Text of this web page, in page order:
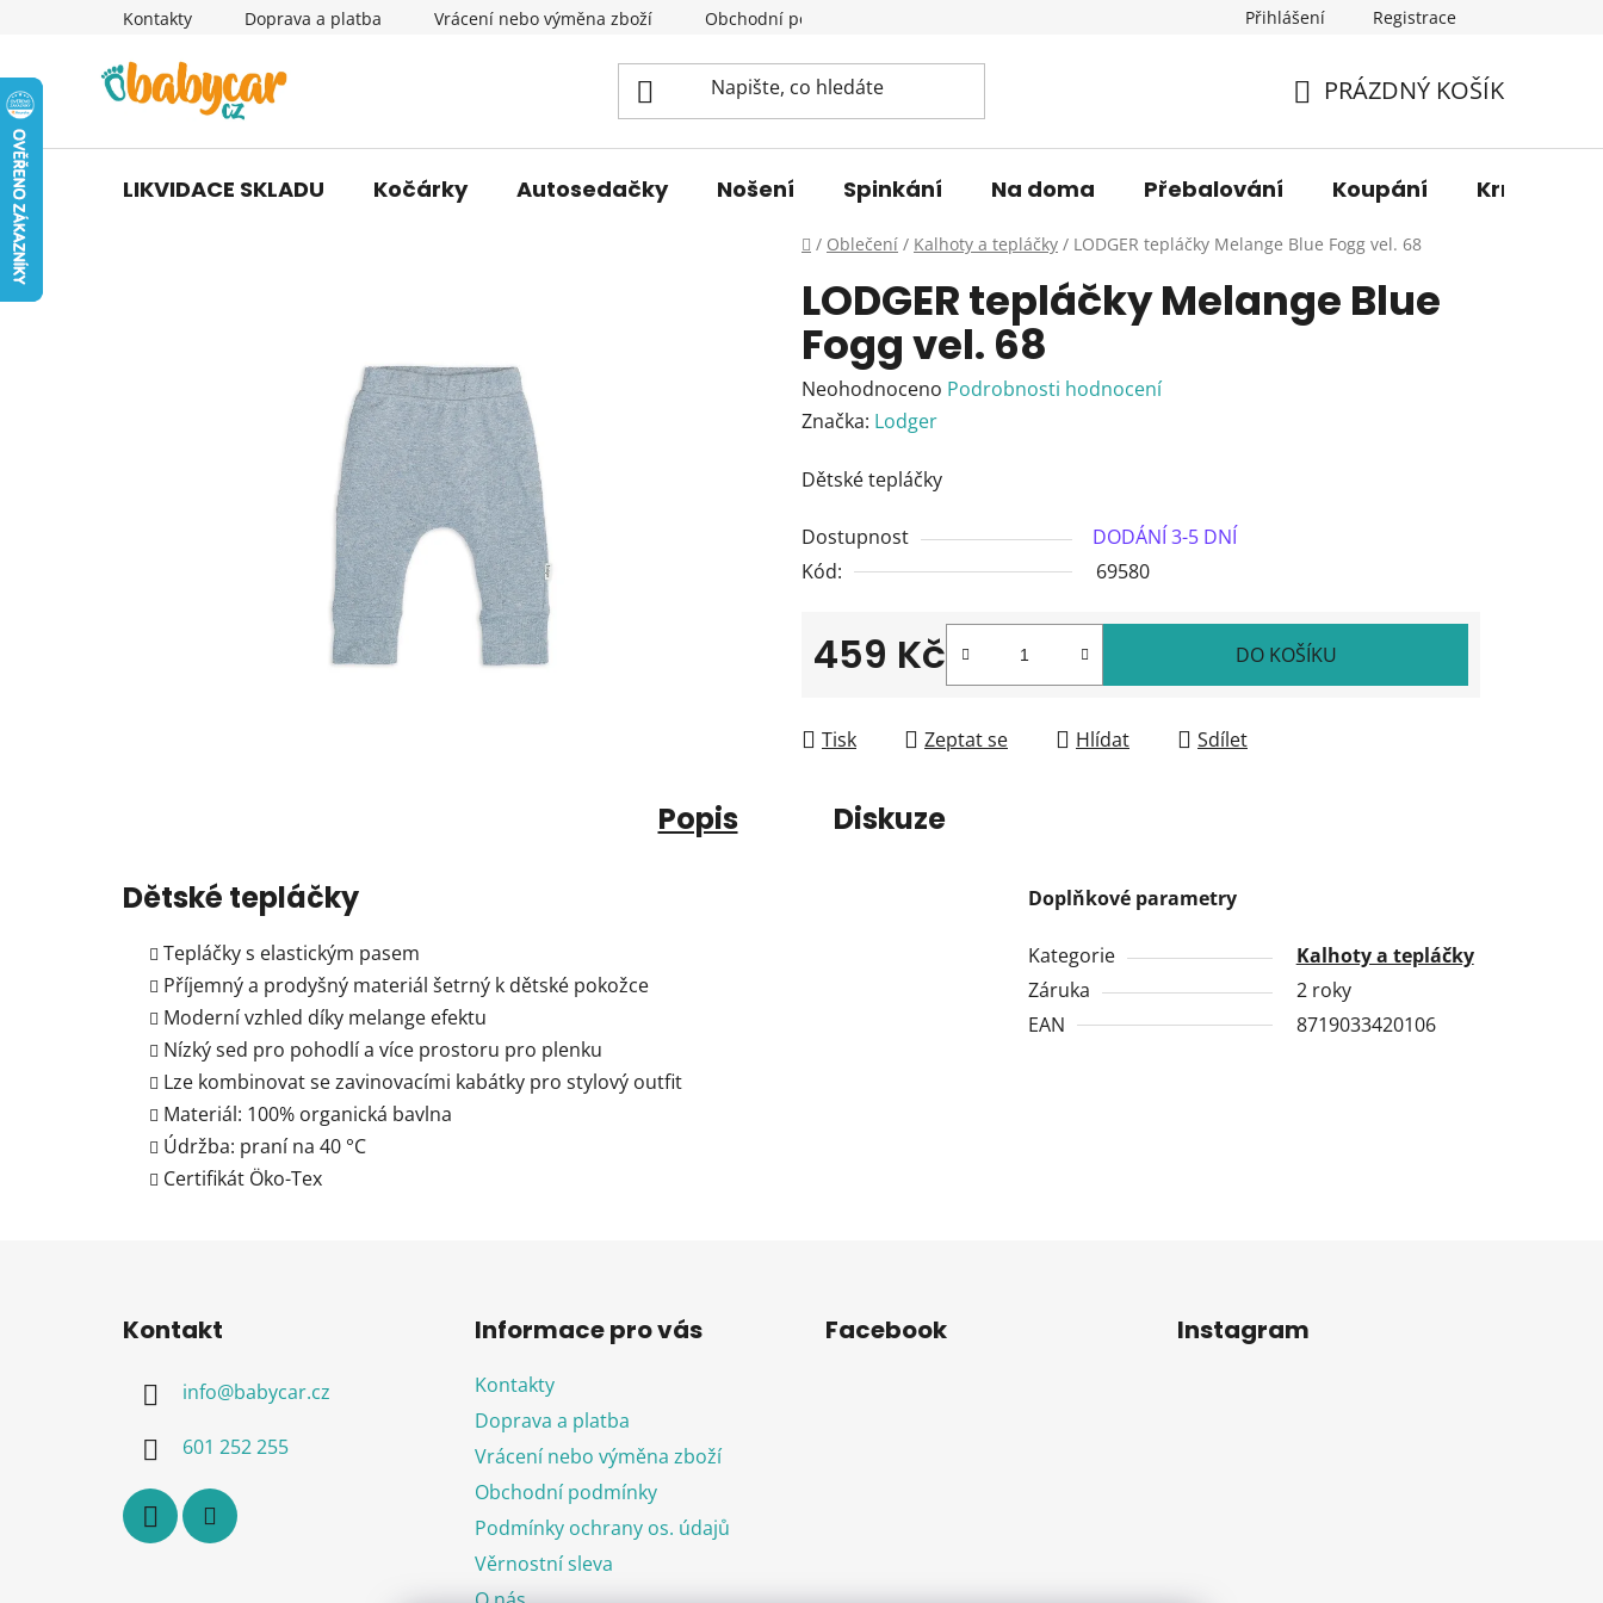
Kontakty Doprava a platba Vrácení nebo výměna zboží Obchodní podmínky Věrnostní sleva O nás
Přihlášení Registrace
KOŠÍK
PRÁZDNÝ KOŠÍK
LIKVIDACE SKLADU Kočárky Autosedačky Nošení Spinkání Na doma Přebalování Koupání Krmení
Domů
/ Oblečení / Kalhoty a tepláčky / LODGER tepláčky Melange Blue Fogg vel. 68
LODGER tepláčky Melange Blue
Fogg vel. 68
Průměrné
hodnocení
je
z
5
Neohodnoceno Podrobnosti hodnocení
Značka: Lodger
Dětské tepláčky
Dostupnost
DODÁNÍ 3-5 DNÍ
Kód:
69580
459 Kč DO KOŠÍKU
Tisk Zeptat se Hlídat Sdílet
Popis
Diskuze
Dětské tepláčky
Tepláčky s elastickým pasem
Příjemný a prodyšný materiál šetrný k dětské pokožce
Moderní vzhled díky melange efektu
Nízký sed pro pohodlí a více prostoru pro plenku
Lze kombinovat se zavinovacími kabátky pro stylový outfit
Materiál: 100% organická bavlna
Údržba: praní na 40 °C
Certifikát Öko-Tex
Doplňkové parametry
Kategorie
Kalhoty a tepláčky
Záruka
2 roky
EAN
8719033420106
Kontakt
info@babycar.cz
601 252 255
Informace pro vás
Kontakty
Doprava a platba
Vrácení nebo výměna zboží
Obchodní podmínky
Podmínky ochrany os. údajů
Věrnostní sleva
Facebook Instagram